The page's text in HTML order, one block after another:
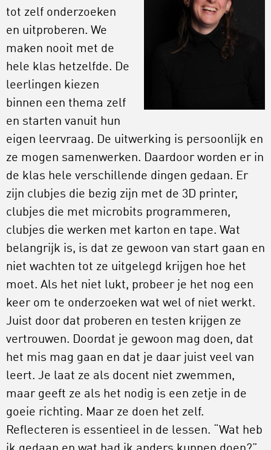
tot zelf onderzoeken
en uitproberen. We
maken nooit met de
hele klas hetzelfde. De
leerlingen kiezen
binnen een thema zelf
en starten vanuit hun
eigen leervraag. De uitwerking is persoonlijk en
ze mogen samenwerken. Daardoor worden er in
de klas hele verschillende dingen gedaan. Er
zijn clubjes die bezig zijn met de 3D printer,
clubjes die met microbits programmeren,
clubjes die werken met karton en tape. Wat
belangrijk is, is dat ze gewoon van start gaan en
niet wachten tot ze uitgelegd krijgen hoe het
moet. Als het niet lukt, probeer je het nog een
keer om te onderzoeken wat wel of niet werkt.
Juist door dat proberen en testen krijgen ze
vertrouwen. Doordat je gewoon mag doen, dat
het mis mag gaan en dat je daar juist veel van
leert. Je laat ze als docent niet zwemmen,
maar geeft ze als het nodig is een zetje in de
goeie richting. Maar ze doen het zelf.
Reflecteren is essentieel in de lessen. “Wat heb